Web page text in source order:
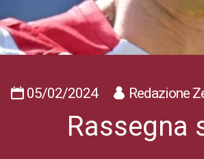
05/02/2024 Redazione
Rassegna